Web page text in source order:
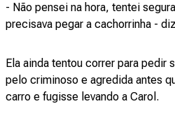
- Não pensei na hora, tentei
precisava pegar a cachorrinha -
Ela ainda tentou correr para pedir
pelo criminoso e agredida antes
carro e fugisse levando a Carol.